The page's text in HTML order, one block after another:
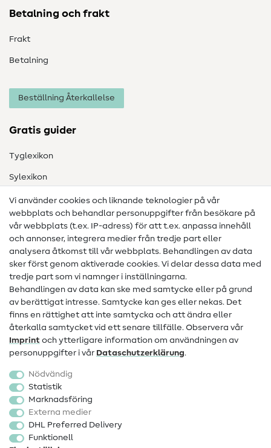
Betalning och frakt
Frakt
Betalning
Beställning Återkallelse
Gratis guider
Tyglexikon
Sylexikon
Sömnadsinstruktioner
Hjälp & kontakt
Kontakt
Information om byte av operatör
FAQ
Ångerrätt
Populärt
Sytillbehör
Rea
Vi använder cookies och liknande teknologier på vår
webbplats och behandlar personuppgifter från besökare på
vår webbplats (t.ex. IP-adress) för att t.ex. anpassa innehåll
och annonser, integrera medier från tredje part eller
analysera åtkomst till vår webbplats. Behandlingen av data
sker först genom aktiverade cookies. Vi delar dessa data med
tredje part som vi namnger i inställningarna.
Behandlingen av data kan ske med samtycke eller på grund
av berättigat intresse. Samtycke kan ges eller nekas. Det
finns en rättighet att inte samtycka och att ändra eller
återkalla samtycket vid ett senare tillfälle. Observera vår
Imprint och ytterligare information om användningen av
personuppgifter i vår Data­schutz­erklärung.
Nödvändig
Statistik
Marknadsföring
Externa medier
DHL Preferred Delivery
Funktionell